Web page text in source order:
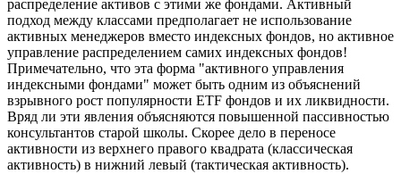
распределение активов с этими же фондами. Активный
подход между классами предполагает не использование
активных менеджеров вместо индексных фондов, но активное
управление распределением самих индексных фондов!
Примечательно, что эта форма "активного управления
индексными фондами" может быть одним из объяснений
взрывного рост популярности ETF фондов и их ликвидности.
Вряд ли эти явления объясняются повышенной пассивностью
консультантов старой школы. Скорее дело в переносе
активности из верхнего правого квадрата (классическая
активность) в нижний левый (тактическая активность).